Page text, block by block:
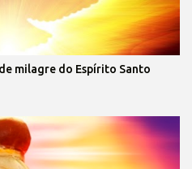
milagre do Espírito Santo